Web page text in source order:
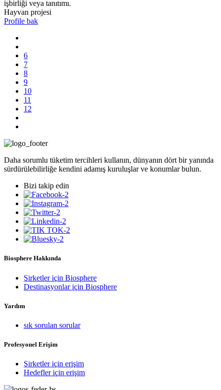
Hayvan projesi
Profile bak
6
7
8
9
10
11
12
Daha sorumlu tüketim tercihleri kullanın, dünyanın dört bir yanında
sürdürülebilirliğe kendini adamış kuruluşlar ve konumlar bulun.
Bizi takip edin
Biosphere Hakkında
Şirketler için Biosphere
Destinasyonlar için Biosphere
Yardım
sık sorulan sorular
Profesyonel Erişim
Şirketler için erişim
Hedefler için erişim